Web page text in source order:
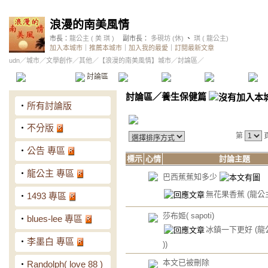
浪漫的南美風情
市長： 龍公主 ( 美 琪 ) 副市長： 多硯坊 (休) 、 琪 ( 龍公主)
加入本城市
推薦本城市 加入我的最愛
訂閱最新文章
udn／城市／文學創作／其他 ／ 【浪漫的南美風情】城市／討論區／
討論區 精華區 投票區 影像館
‧ 所有討論版
‧ 不分版
‧ 公告 專區
‧ 龍公主 專區
‧ 1493 專區
‧ blues-lee 專區
‧ 李墨白 專區
‧ Randolph( love 88 )
討論區／養生保健篇
第
標示 心情
討論主題
巴西蕉蕉知多少
無花果香蕉 (龍公
莎布姬( sapoti)
冰鎮一下更好 (龍
))
本文已被刪除